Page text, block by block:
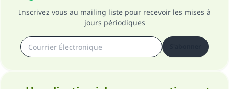
Inscrivez vous au mailing liste pour recevoir les mises à
jours périodiques